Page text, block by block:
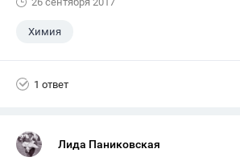
Химия
1 ответ
Лида Паниковская